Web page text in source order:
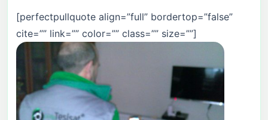
[perfectpullquote align=”full” bordertop=”false”
cite=”” link=”” color=”” class=”” size=””]